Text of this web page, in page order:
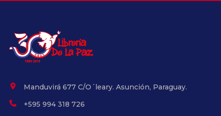
Manduvirá 677 C/O´leary. Asunción, Paraguay.
+595 994 318 726